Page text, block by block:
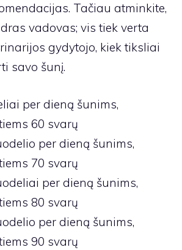
Tačiau atminkite,
vadovas; vis tiek verta
gydytojo, kiek tiksliai
savo šunį.
per dieną šunims,
60 svarų
per dieną šunims,
70 svarų
per dieną šunims,
80 svarų
per dieną šunims,
90 svarų